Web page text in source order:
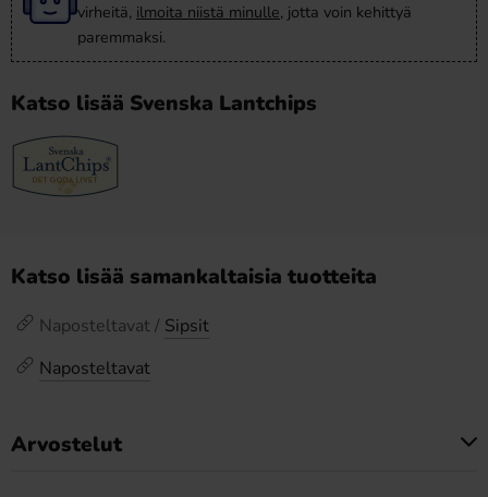
virheitä, ilmoita niistä minulle, jotta voin kehittyä
paremmaksi.
Katso lisää Svenska Lantchips
Katso lisää samankaltaisia tuotteita
Naposteltavat / Sipsit
Naposteltavat
Arvostelut